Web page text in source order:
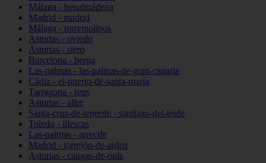
Málaga - benalmádena
Madrid - madrid
Málaga - torremolinos
Asturias - oviedo
Asturias - siero
Barcelona - berga
Las-palmas - las-palmas-de-gran-canaria
Cádiz - el-puerto-de-santa-maría
Tarragona - reus
Asturias - aller
Santa-cruz-de-tenerife - santiago-del-teide
Toledo - illescas
Las-palmas - arrecife
Madrid - torrejón-de-ardoz
Asturias - cangas-de-onís